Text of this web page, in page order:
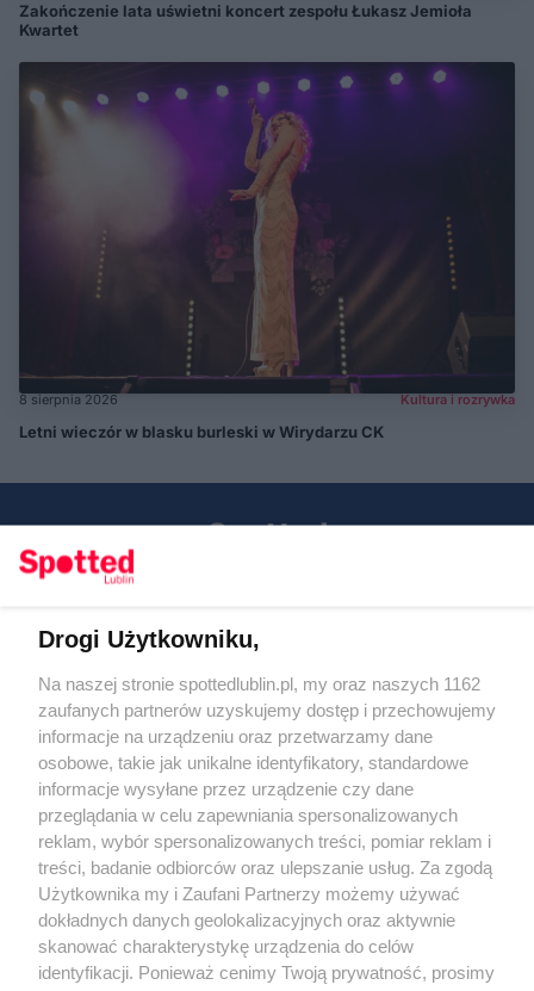
Zakończenie lata uświetni koncert zespołu Łukasz Jemioła
Kwartet
8 sierpnia 2026 Kultura i rozrywka
Letni wieczór w blasku burleski w Wirydarzu CK
KATEGORIE
OGŁOSZENIA
WYDARZENIA
NA SKRÓTY
Regulamin
Polityka prywatności
RODO
Warunki korzystania z treści
Drogi Użytkowniku,
Na naszej stronie spottedlublin.pl, my oraz naszych 1162
zaufanych partnerów uzyskujemy dostęp i przechowujemy
informacje na urządzeniu oraz przetwarzamy dane
osobowe, takie jak unikalne identyfikatory, standardowe
informacje wysyłane przez urządzenie czy dane
przeglądania w celu zapewniania spersonalizowanych
reklam, wybór spersonalizowanych treści, pomiar reklam i
treści, badanie odbiorców oraz ulepszanie usług. Za zgodą
Użytkownika my i Zaufani Partnerzy możemy używać
dokładnych danych geolokalizacyjnych oraz aktywnie
skanować charakterystykę urządzenia do celów
identyfikacji. Ponieważ cenimy Twoją prywatność, prosimy